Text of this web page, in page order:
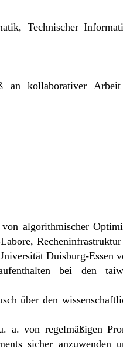
Technischer
an kollaborativer
algorithmischer
Duisburg-Essen
bei den
über den
a. von regelmäßigen
sicher anzuwenden